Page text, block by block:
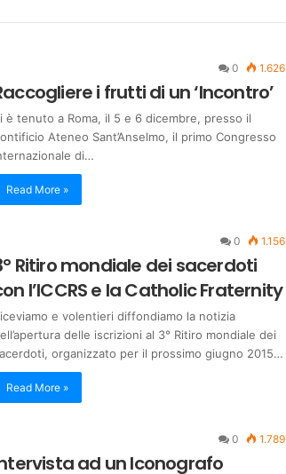
0 1.626
i frutti di un ‘Incontro’
è tenuto a Roma, il 5 e 6 dicembre, presso il
Ateneo Sant’Anselmo, il primo Congresso
di…
Read More »
0 1.156
Ritiro mondiale dei sacerdoti
l’ICCRS e la Catholic Fraternity
e volentieri diffondiamo la notizia
delle iscrizioni al 3° Ritiro mondiale dei
organizzato per il prossimo giugno 2015…
Read More »
0 1.789
ad un Iconografo